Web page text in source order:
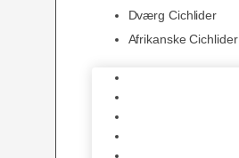
Dværg Cichlider
Afrikanske Cichlider